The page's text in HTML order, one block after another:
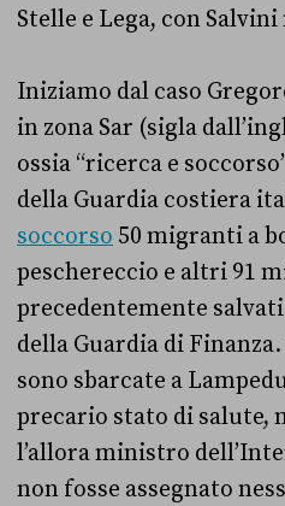
Stelle e Lega, con
Iniziamo dal caso
in zona Sar (sigla
ossia “ricerca e
della Guardia costiera
soccorso 50 migranti a
peschereccio e altri 91
precedentemente
della Guardia di
sono sbarcate a
precario stato di salute,
l’allora ministro
non fosse assegnato